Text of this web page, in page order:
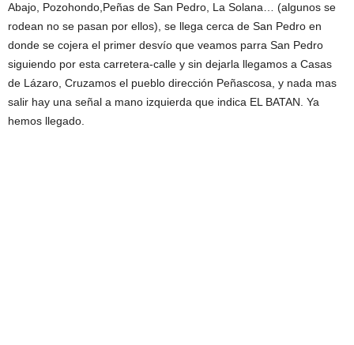
Abajo, Pozohondo,Peñas de San Pedro, La Solana… (algunos se
rodean no se pasan por ellos), se llega cerca de San Pedro en
donde se cojera el primer desvío que veamos parra San Pedro
siguiendo por esta carretera-calle y sin dejarla llegamos a Casas
de Lázaro, Cruzamos el pueblo dirección Peñascosa, y nada mas
salir hay una señal a mano izquierda que indica EL BATAN. Ya
hemos llegado.